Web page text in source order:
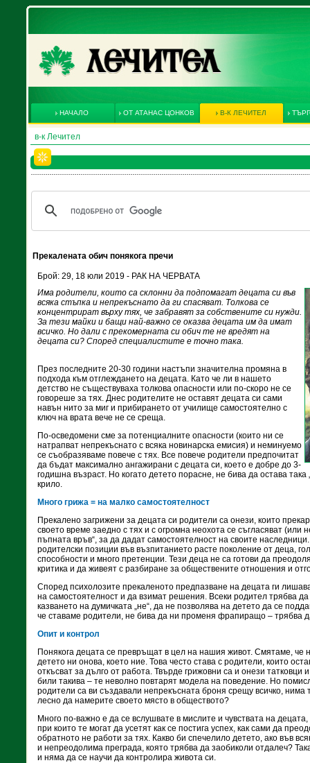
НАЧАЛО ОТ АТАНАС ЦОНКОВ В-К ЛЕЧИТЕЛ
в-к Лечител
Прекалената обич понякога пречи
Брой: 29, 18 юли 2019 - РАК НА ЧЕРВАТА
Има родители, които са склонни да подпомагат децата си във
всяка стъпка и непрекъснато да ги спасяват. Толкова се
концентрират върху тях, че забравят за собствените си нужди.
За тeзи майки и бащи най-важно се оказва децата им да имат
всичко. Но дали с прекомерната си обич те не вредят на
децата си? Според специалистите е точно така.
През последните 20-30 години настъпи значителна промяна в
подхода към отглеждането на децата. Като че ли в нашето
детство не съществуваха толкова опасности или по-скоро не се
говореше за тях. Днес родителите не оставят децата си сами
навън нито за миг и прибирането от училище самостоятелно с
ключ на врата вече не се среща.
По-осведомени сме за потенциалните опасности (които ни се
натрапват непрекъснато с всяка новинарска емисия) и неминуемо
се съобразяваме повече с тях. Все повече родители предпочитат
да бъдат максимално ангажирани с децата си, което е добре до 3-
годишна възраст. Но когато детето порасне, не бива да остава
крило.
Много грижа = на малко самостоятелност
Прекалено загрижени за децата си родители са онези, които
своето време заедно с тях и с огромна неохота се съгласяват (или
пъпната връв“, за да дадат самостоятелност на своите
родителски позиции във възпитанието расте поколение от деца,
способности и много претенции. Тези деца не са готови да
критика и да живеят с разбиране за обществените отношения и
Според психолозите прекаленото предпазване на децата ги
на самостоятелност и да взимат решения. Всеки родител трябва да
казването на думичката „не“, да не позволява на детето да се
че ставаме родители, не бива да ни променя фрапиращо – трябва
Опит и контрол
Понякога децата се превръщат в цел на нашия живот. Смятаме, че
детето ни онова, което ние. Това често става с родители, които
откъсват за дълго от работа. Твърде грижовни са и онези
били такива – те неволно повтарят модела на поведение. Но
родители са ви създавали непрекъсната броня срещу всичко, нима
лесно да намерите своето място в обществото?
Много по-важно е да се вслушвате в мислите и чувствата на
при които те могат да усетят как се постига успех, как сами да
обратното не работи за тях. Какво би спечелило детето, ако във
и непреодолима преграда, която трябва да заобиколи отдалеч?
и няма да се научи да контролира живота си.